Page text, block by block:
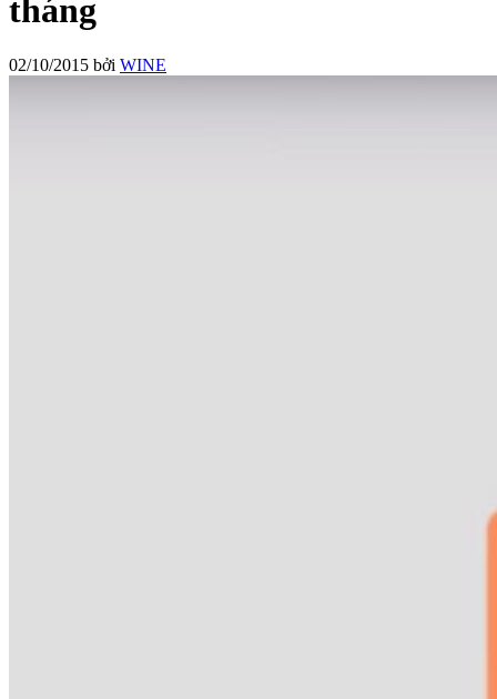
tháng
02/10/2015 bởi WINE